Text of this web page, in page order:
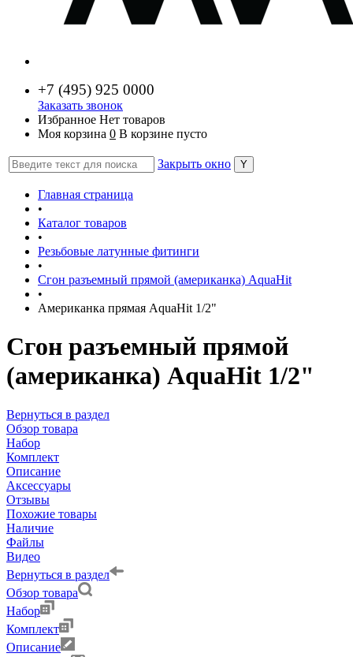
+7 (495) 925 0000
Заказать звонок
Избранное Нет товаров
Моя корзина 0 В корзине пусто
Закрыть окно
Главная страница
•
Каталог товаров
•
Резьбовые латунные фитинги
•
Сгон разъемный прямой (американка) AquaHit
•
Американка прямая AquaHit 1/2"
Сгон разъемный прямой
(американка) AquaHit 1/2"
Вернуться в раздел
Обзор товара
Набор
Комплект
Описание
Аксессуары
Отзывы
Похожие товары
Наличие
Файлы
Видео
Вернуться в раздел
Обзор товара
Набор
Комплект
Описание